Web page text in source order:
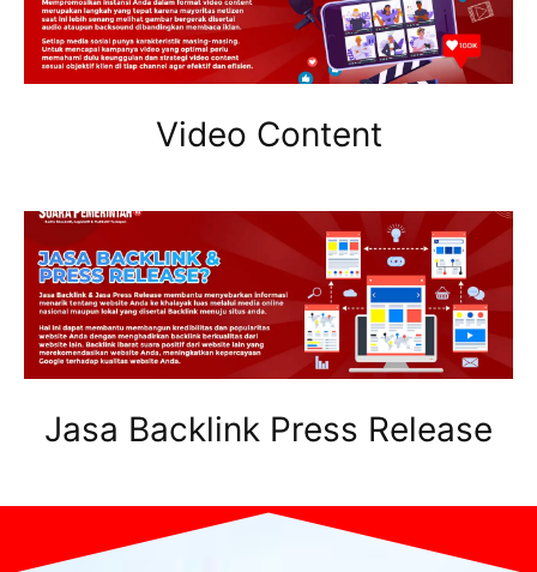
Video Content
Jasa Backlink Press Release